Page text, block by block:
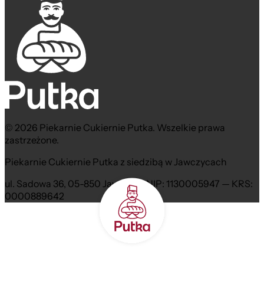
© 2026 Piekarnie Cukiernie Putka. Wszelkie prawa
zastrzeżone.
Piekarnie Cukiernie Putka z siedzibą w Jawczycach
ul. Sadowa 36, 05-850 Jawczyce NIP: 1130005947 — KRS:
0000889642